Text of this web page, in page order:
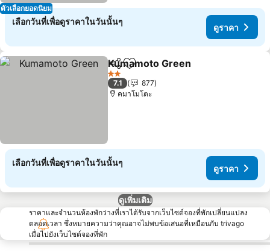
ตัวเลือกยอดนิยม
เลือกวันที่เพื่อดูราคาในวันนั้นๆ
ดูราคา
แชร์ เพิ่มในรายการโปรด
Kumamoto Green
2 ดาว
7.1
877
คมาโมโตะ
เลือกวันที่เพื่อดูราคาในวันนั้นๆ
ดูราคา
ดูเพิ่มเติม
ราคาและจำนวนห้องพักว่างที่เราได้รับจากเว็บไซต์จองที่พักเปลี่ยนแปลง
ตลอดเวลา ซึ่งหมายความว่าคุณอาจไม่พบข้อเสนอที่เหมือนกับ trivago
เมื่อไปยังเว็บไซต์จองที่พัก